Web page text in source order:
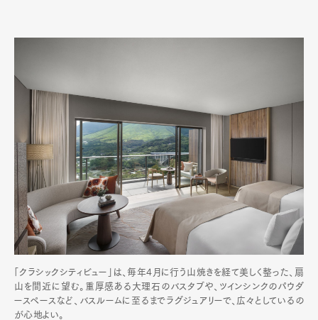
「クラシックシティビュー」は、毎年4月に行う山焼きを経て美しく整った、扇
山を間近に望む。重厚感ある大理石のバスタブや、ツインシンクのパウダ
ースペースなど、バスルームに至るまでラグジュアリーで、広々としているの
が心地よい。